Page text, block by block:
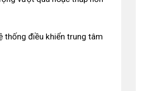
thống điều khiển trung tâm